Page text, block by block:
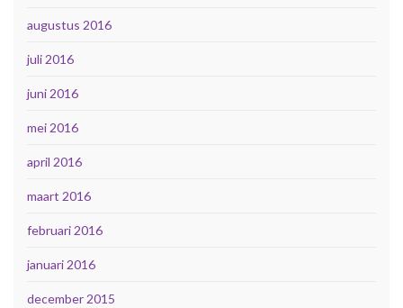
augustus 2016
juli 2016
juni 2016
mei 2016
april 2016
maart 2016
februari 2016
januari 2016
december 2015